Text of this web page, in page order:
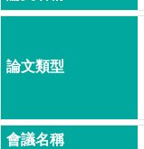
博
班